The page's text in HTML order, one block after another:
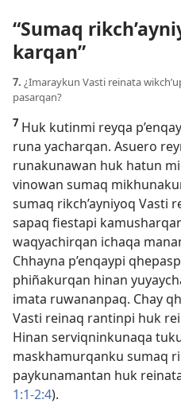
“Sumaq
karqan”
7. ¿Imaraykun Vasti reinata
pasarqan?
7 Huk kutinmi reyqa
runa yacharqan. Asuero
runakunawan huk hatun
vinowan sumaq
sumaq rikch’ayniyoq Vasti
sapaq fiestapi
waqyachirqan ichaqa
Chhayna p’enqaypi
phiñakurqan hinan
imata ruwananpaq. Chay
Vasti reinaq rantinpi huk
Hinan serviqninkunaqa
maskhamurqanku sumaq
paykunamantan huk
1:1-2:4).